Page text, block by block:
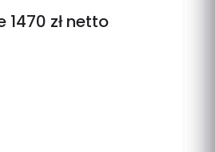
1470 zł netto